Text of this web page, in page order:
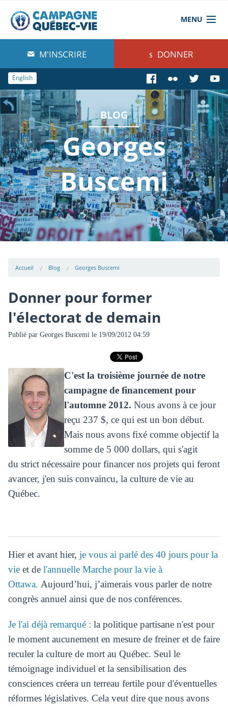
MENU
À propos de nous
Blog
Comprendre
Agir
Boutique
M'INSCRIRE DONNER
English
BLOG
Georges
Buscemi
Accueil Blog Georges Buscemi
Donner pour former
l'électorat de demain
Publié par Georges Buscemile 19/09/2012 04:59
C'est la troisième journée de notre
campagne de financement pour
l'automne 2012. Nous avons à ce jour
reçu 237 $, ce qui est un bon début.
Mais nous avons fixé comme objectif la
somme de 5 000 dollars, qui s'agit
du strict nécessaire pour financer nos projets qui feront
avancer, j'en suis convaincu, la culture de vie au
Québec.
Hier et avant hier, je vous ai parlé des 40 jours pour la
vieet de l'annuelle Marche pour la vie à
Ottawa. Aujourd’hui, j’aimerais vous parler de notre
congrès annuel ainsi que de nos conférences.
Je l'ai déjà remarqué : la politique partisane n'est pour
le moment aucunement en mesure de freiner et de faire
reculer la culture de mort au Québec. Seul le
témoignage individuel et la sensibilisation des
consciences créera un terreau fertile pour d'éventuelles
réformes législatives. Cela veut dire que nous avons